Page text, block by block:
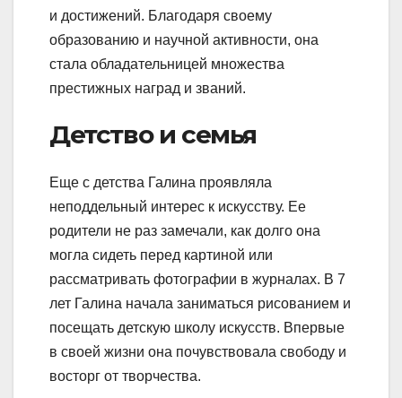
и достижений. Благодаря своему
образованию и научной активности, она
стала обладательницей множества
престижных наград и званий.
Детство и семья
Еще с детства Галина проявляла
неподдельный интерес к искусству. Ее
родители не раз замечали, как долго она
могла сидеть перед картиной или
рассматривать фотографии в журналах. В 7
лет Галина начала заниматься рисованием и
посещать детскую школу искусств. Впервые
в своей жизни она почувствовала свободу и
восторг от творчества.